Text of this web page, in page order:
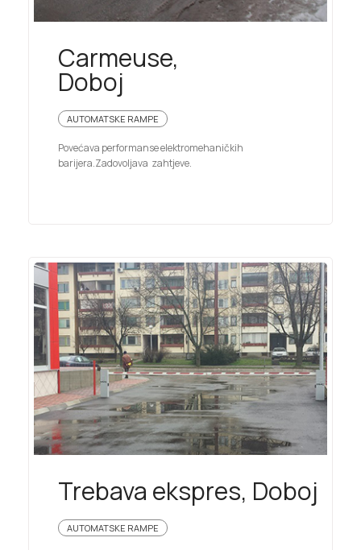
Carmeuse,
Doboj
AUTOMATSKE RAMPE
Povećava performanse elektromehaničkih
barijera.Zadovoljava zahtjeve.
Trebava ekspres, Doboj
AUTOMATSKE RAMPE